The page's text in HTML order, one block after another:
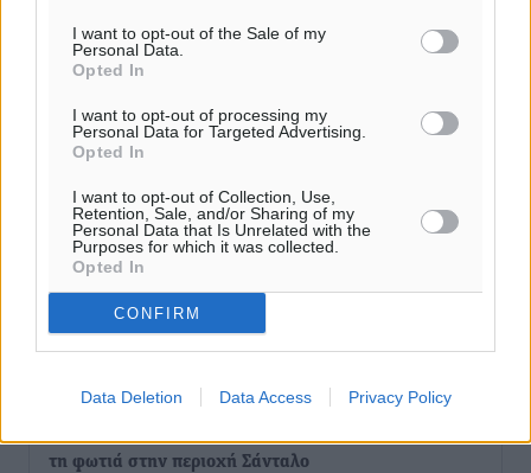
I want to opt-out of the Sale of my
Personal Data.
Opted In
I want to opt-out of processing my
Personal Data for Targeted Advertising.
Opted In
I want to opt-out of Collection, Use,
Retention, Sale, and/or Sharing of my
Personal Data that Is Unrelated with the
Purposes for which it was collected.
Opted In
CONFIRM
Data Deletion Data Access Privacy Policy
Ερώτηση Μπελέρη σε Κομισιόν για τη δημιουργία
«σύγχρονου Ευρωπαϊκού Ταμείου Αντιμετώπισης
Ειδήσεις• πριν 53 λεπτά
Έκκληση γονέων για να λειτουργήσει ο
Βρεφονηπιακός Σταθμός Κάσου
Τοπικές Ειδήσεις• πριν 55 λεπτά
Ακρίβεια: Σημαντικές οι διατακτικές σίτισης για 3
στους 4 εργαζομένους
τη φωτιά στην περιοχή Σάνταλο